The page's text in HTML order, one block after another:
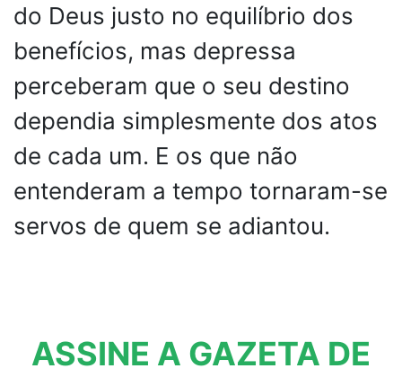
do Deus justo no equilíbrio dos
benefícios, mas depressa
perceberam que o seu destino
dependia simplesmente dos atos
de cada um. E os que não
entenderam a tempo tornaram-se
servos de quem se adiantou.
ASSINE A GAZETA DE